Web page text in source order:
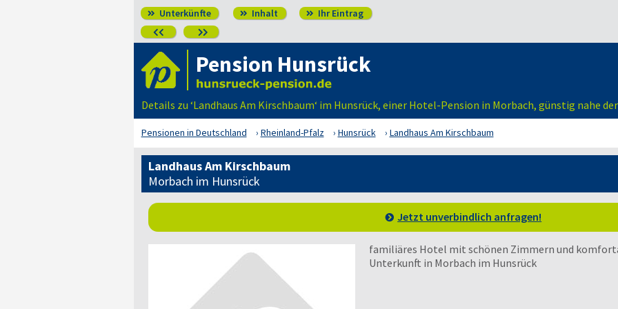
 Unterkünfte  Inhalt  Ihr Eintrag
 
Pension Hunsrück
Details zu ‘Landhaus Am Kirschbaum‘ im Hunsrück, einer Hotel-Pension in Morbach, günstig nahe
Pensionen in Deutschland Rheinland-Pfalz Hunsrück Landhaus Am Kirschbaum
Landhaus Am Kirschbaum
Morbach im Hunsrück
Jetzt unverbindlich anfragen!
familiäres Hotel mit schönen Zimmern und
Unterkunft in Morbach im Hunsrück